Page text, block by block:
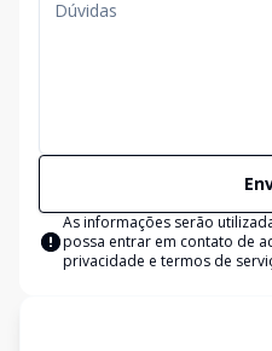
As informações serão
possa entrar em contato de
privacidade e termos de